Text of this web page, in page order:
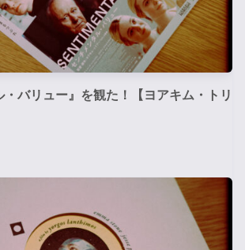
・バリュー』を観た！【ヨアキム・トリ